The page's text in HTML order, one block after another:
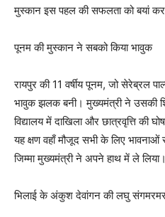
मुस्कान इस पहल की सफलता को बयां कर
पूनम की मुस्कान ने सबको किया भावुक
रायपुर की 11 वर्षीय पूनम, जो सेरेब्रल
भावुक झलक बनी। मुख्यमंत्री ने उसकी
विद्यालय में दाखिला और छात्रवृत्ति की
यह क्षण वहाँ मौजूद सभी के लिए
जिम्मा मुख्यमंत्री ने अपने हाथ में ले लिया।
भिलाई के अंकुश देवांगन की लघु